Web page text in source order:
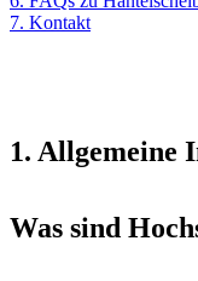
7. Kontakt
1. Allgemeine
Was sind